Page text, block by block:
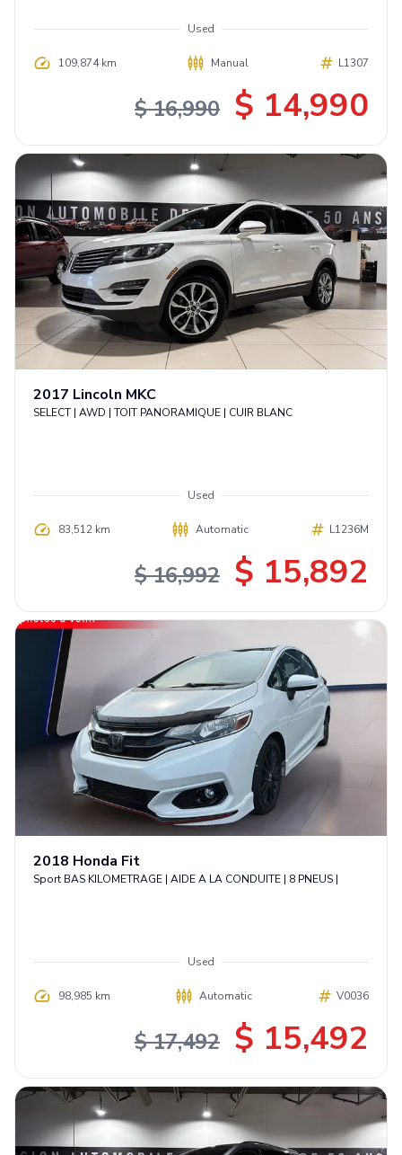
Used
109,874 km Manual L1307
$ 16,990 $ 14,990
2017 Lincoln MKC
SELECT | AWD | TOIT PANORAMIQUE | CUIR BLANC
Used
83,512 km Automatic L1236M
$ 16,992 $ 15,892
2018 Honda Fit
Sport BAS KILOMETRAGE | AIDE A LA CONDUITE | 8 PNEUS |
Used
98,985 km Automatic V0036
$ 17,492 $ 15,492